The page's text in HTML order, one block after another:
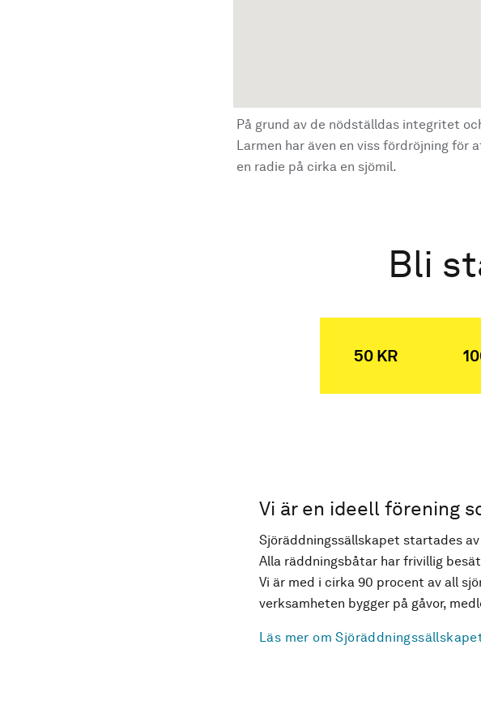
På grund av de nödställdas integritet
Larmen har även en viss fördröjning
en radie på cirka en sjömil.
Bli
50 KR
Vi är en ideell förening
Sjöräddningssällskapet startades
Alla räddningsbåtar har frivillig
Vi är med i cirka 90 procent av all
verksamheten bygger på gåvor,
Läs mer om